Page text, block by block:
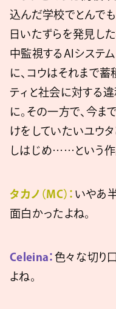
込んだ学校でとんで
日いたずらを発見し
中監視するAIシステ
に、コウはそれまで蓄
ティと社会に対する
に。その一方で、今ま
けをしていたいユウタ
しはじめ……という作
タカノ（MC）： いやあ
面白かったよね。
Celeina： 色々な切り
よね。